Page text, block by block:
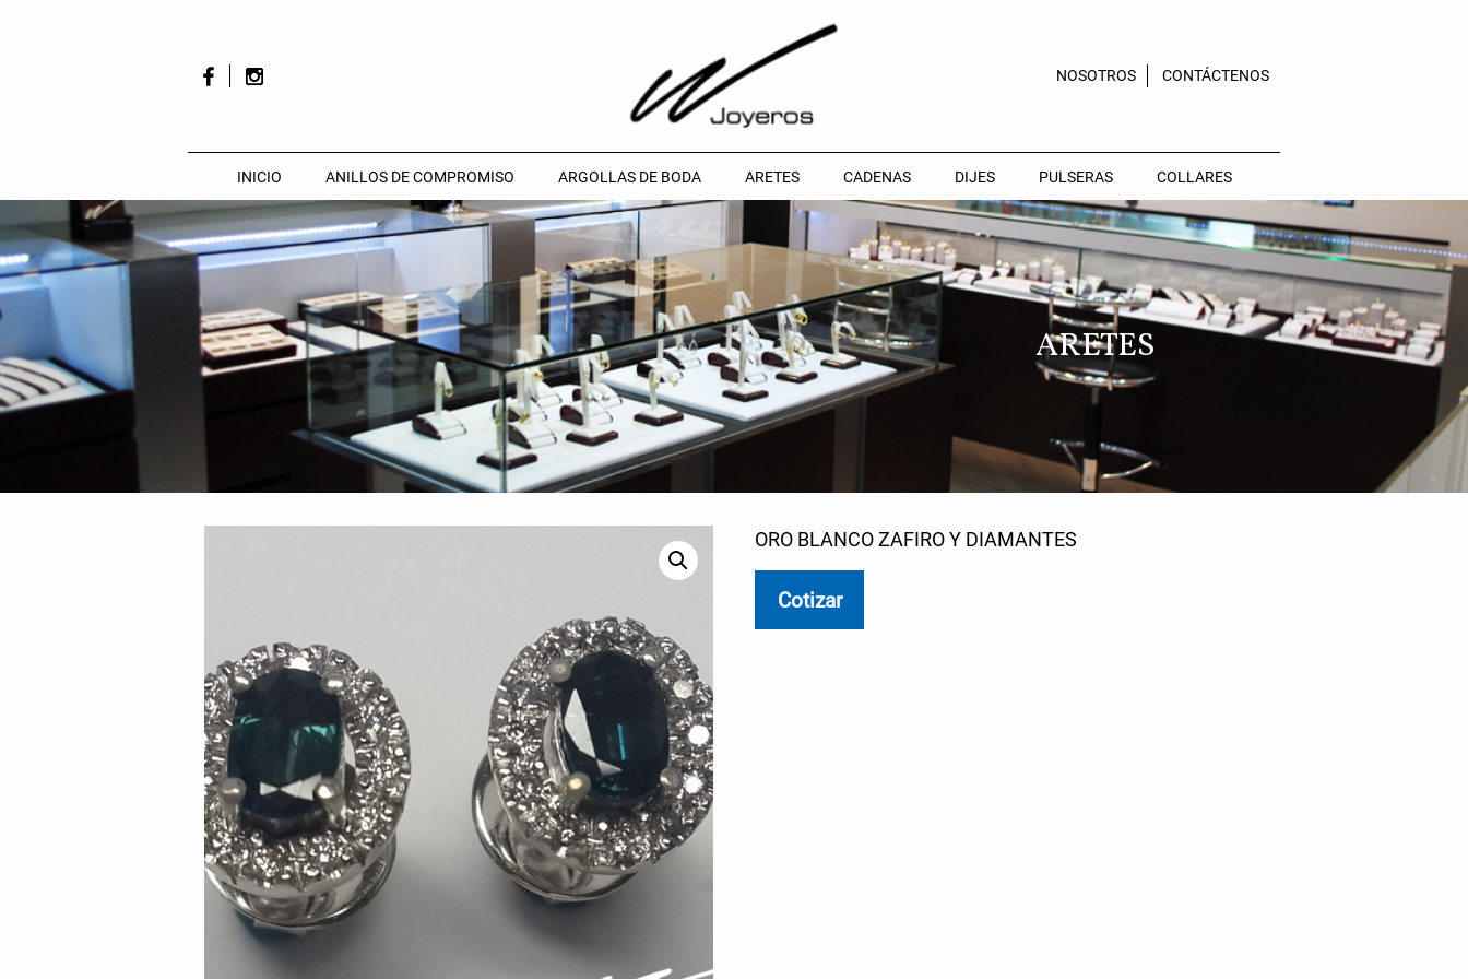
NOSOTROS CONTÁCTENOS
INICIO ANILLOS DE COMPROMISO ARGOLLAS DE BODA ARETES CADENAS DIJES PULSERAS COLLARES
ARETES
ORO BLANCO ZAFIRO Y DIAMANTES
Cotizar